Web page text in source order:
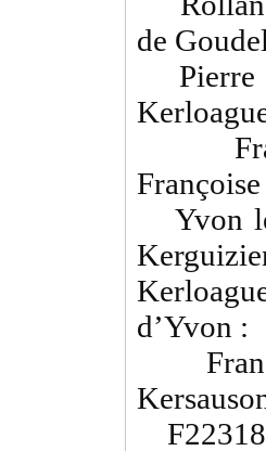
de
Pierre
Yvon
d’Yvon :